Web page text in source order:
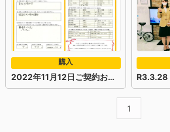
購入
2022年11月12日ご契約お客様 R3.3.28
1